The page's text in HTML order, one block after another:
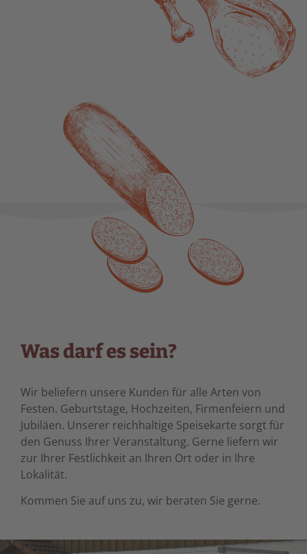
Was darf es sein?
Wir beliefern unsere Kunden für alle Arten von
Festen. Geburtstage, Hochzeiten, Firmenfeiern und
Jubiläen. Unserer reichhaltige Speisekarte sorgt für
den Genuss Ihrer Veranstaltung. Gerne liefern wir
zur Ihrer Festlichkeit an Ihren Ort oder in Ihre
Lokalität.
Kommen Sie auf uns zu, wir beraten Sie gerne.